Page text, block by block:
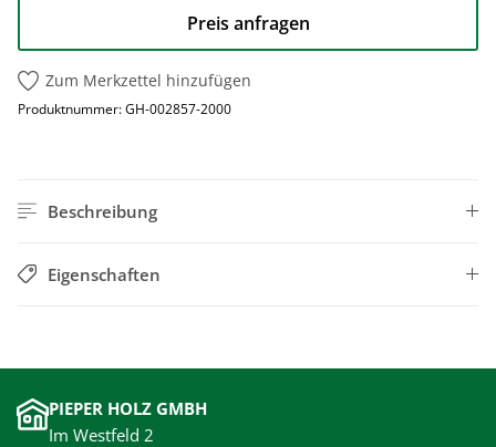
Preis anfragen
Zum Merkzettel hinzufügen
Produktnummer:GH-002857-2000
Beschreibung
Eigenschaften
PIEPER HOLZ GMBH
Im Westfeld 2